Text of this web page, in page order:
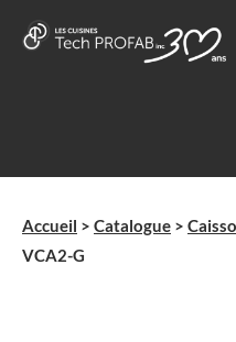
Accueil > Catalogue >
VCA2-G